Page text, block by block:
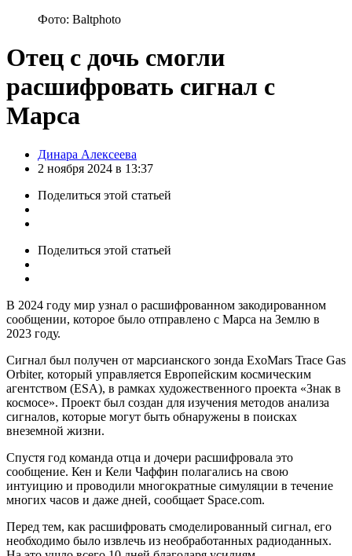
Фото: Baltphoto
Отец с дочь смогли
расшифровать сигнал с
Марса
Posted
by
Динара Алексеева
2 ноября 2024 в 13:37
Поделиться этой статьей
Поделиться этой статьей
В 2024 году мир узнал о расшифрованном закодированном
сообщении, которое было отправлено с Марса на Землю в
2023 году.
Сигнал был получен от марсианского зонда ExoMars Trace Gas
Orbiter, который управляется Европейским космическим
агентством (ESA), в рамках художественного проекта «Знак в
космосе». Проект был создан для изучения методов анализа
сигналов, которые могут быть обнаружены в поисках
внеземной жизни.
Спустя год команда отца и дочери расшифровала это
сообщение. Кен и Кели Чаффин полагались на свою
интуицию и проводили многократные симуляции в течение
многих часов и даже дней, сообщает Space.com.
Перед тем, как расшифровать смоделированный сигнал, его
необходимо было извлечь из необработанных радиоданных.